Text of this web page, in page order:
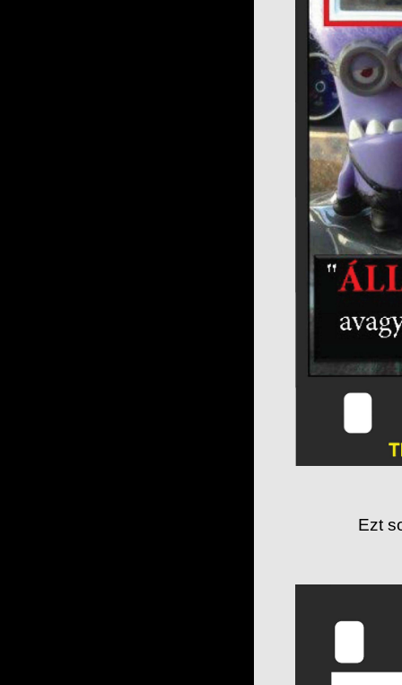
Ezt